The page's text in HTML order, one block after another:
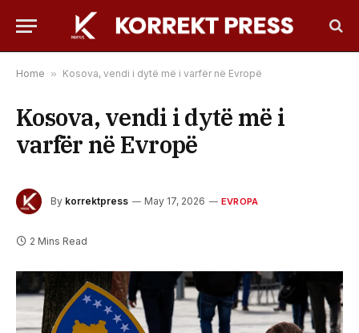
Home » Kosova, vendi i dytë më i varfër në Evropë
Kosova, vendi i dytë më i
varfër në Evropë
By korrektpress May 17, 2026 EVROPA
2 Mins Read